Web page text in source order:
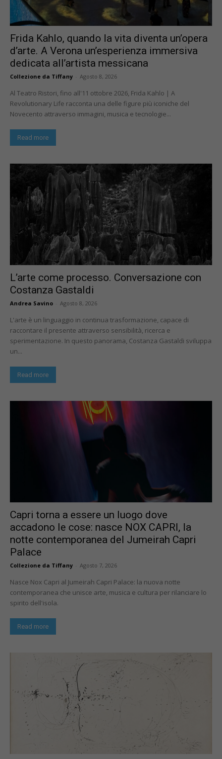
Frida Kahlo, quando la vita diventa un’opera
d’arte. A Verona un’esperienza immersiva
dedicata all’artista messicana
Collezione da Tiffany Agosto 8, 2026
Al Teatro Ristori, fino all'11 ottobre 2026, Frida Kahlo | A
Revolutionary Life racconta una delle figure più iconiche del
Novecento attraverso immagini, musica e tecnologie...
Read more
L’arte come processo. Conversazione con
Costanza Gastaldi
Andrea Savino Agosto 8, 2026
L'arte è un linguaggio in continua trasformazione, capace di
raccontare il presente attraverso sensibilità, ricerca e
sperimentazione. In questo panorama, Costanza Gastaldi sviluppa
un...
Read more
Capri torna a essere un luogo dove
accadono le cose: nasce NOX CAPRI, la
notte contemporanea del Jumeirah Capri
Palace
Collezione da Tiffany Agosto 7, 2026
Nasce Nox Capri al Jumeirah Capri Palace: la nuova notte
contemporanea che unisce arte, musica e cultura per rilanciare lo
spirito dell'isola.
Read more